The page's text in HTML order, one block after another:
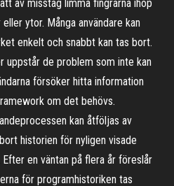
av misstag limma fingrarna ihop
ytor. Många användare kan
enkelt och snabbt kan tas bort.
uppstår de problem som inte kan
försöker hitta information
om det behövs.
kan åtföljas av
historien för nyligen visade
en väntan på flera år föreslår
för programhistoriken tas